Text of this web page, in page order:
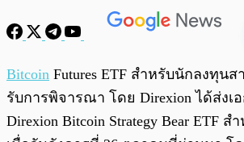
Bitcoin Futures ETF สำหรับนักลงทุนส
รับการพิจารณา โดย Direxion ได้ส่งเ
Direxion Bitcoin Strategy Bear ETF ส